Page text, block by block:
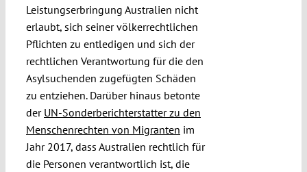
Leistungserbringung Australien nicht
erlaubt, sich seiner völkerrechtlichen
Pflichten zu entledigen und sich der
rechtlichen Verantwortung für die den
Asylsuchenden zugefügten Schäden
zu entziehen. Darüber hinaus betonte
der UN-Sonderberichterstatter zu den
Menschenrechten von Migranten im
Jahr 2017, dass Australien rechtlich für
die Personen verantwortlich ist, die